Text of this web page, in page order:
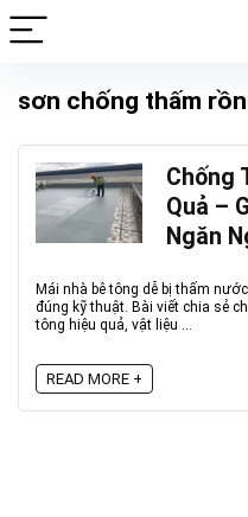
sơn chống thấm
Chống
Quả –
Ngăn
Mái nhà bê tông dễ bị thấm
đúng kỹ thuật. Bài viết chia sẻ
tông hiệu quả, vật liệu ...
READ MORE +